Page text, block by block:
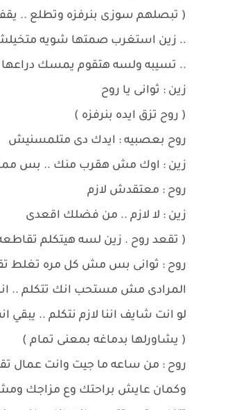
( تبصلهم سوزى بنرفزه وتطلع ..
.. زين استغرب صمتها شويه متخيلش
.. تسيبه ولسه هتقوم يمسك
زين : ثوانى يا روح
( روح تزق ايده بنرفزه )
روح بعصبيه : ايدك دى متلمسنيش
زين : اوك مش هقرب منك .. بس ممكن
روح : معتقدش لازم
زين : لا لازم .. من فضلك اقعدى
( تقعد روح . زين لسه هيتكلم
روح : ثوانى بس مش كل مره تغلط
المرادى مش مستحب انك تتكلم ..
لو انت شايف اننا لازم نتكلم .. يبقي
( يشاورلها بدماغه بمعنى تمام )
روح : من ساعه ما جيت وانت عمال
وكمان عايش براحتك وع مزاجك